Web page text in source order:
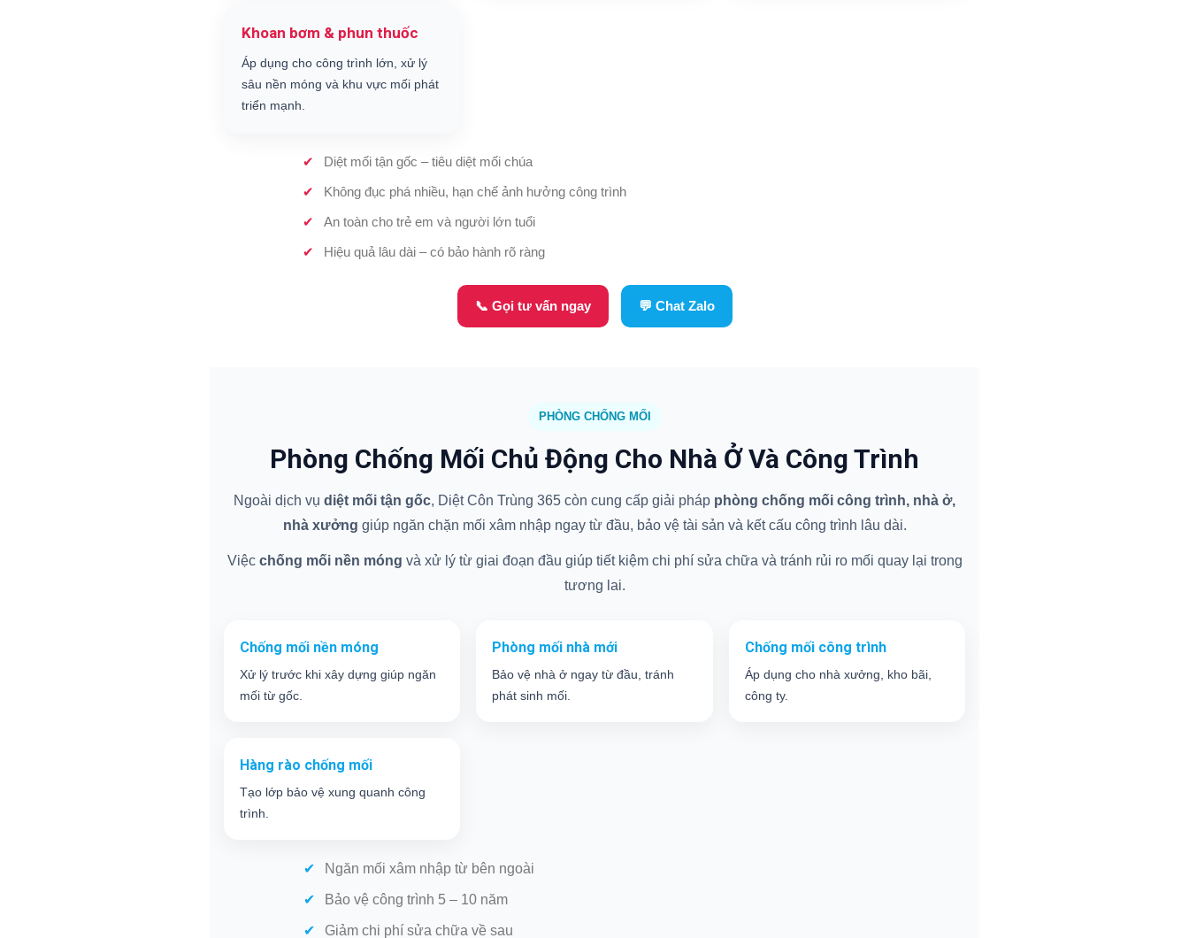
Khoan bơm & phun thuốc
Áp dụng cho công trình lớn, xử lý
sâu nền móng và khu vực mối phát
triển mạnh.
Diệt mối tận gốc – tiêu diệt mối chúa
Không đục phá nhiều, hạn chế ảnh hưởng công trình
An toàn cho trẻ em và người lớn tuổi
Hiệu quả lâu dài – có bảo hành rõ ràng
📞 Gọi tư vấn ngay 💬 Chat Zalo
PHÒNG CHỐNG MỐI
Phòng Chống Mối Chủ Động Cho Nhà Ở Và Công Trình
Ngoài dịch vụ diệt mối tận gốc, Diệt Côn Trùng 365 còn cung cấp giải pháp phòng chống mối công trình, nhà ở,
nhà xưởng giúp ngăn chặn mối xâm nhập ngay từ đầu, bảo vệ tài sản và kết cấu công trình lâu dài.
Việc chống mối nền móng và xử lý từ giai đoạn đầu giúp tiết kiệm chi phí sửa chữa và tránh rủi ro mối quay lại trong
tương lai.
Chống mối nền móng
Xử lý trước khi xây dựng giúp ngăn
mối từ gốc.
Phòng mối nhà mới
Bảo vệ nhà ở ngay từ đầu, tránh
phát sinh mối.
Chống mối công trình
Áp dụng cho nhà xưởng, kho bãi,
công ty.
Hàng rào chống mối
Tạo lớp bảo vệ xung quanh công
trình.
Ngăn mối xâm nhập từ bên ngoài
Bảo vệ công trình 5 – 10 năm
Giảm chi phí sửa chữa về sau